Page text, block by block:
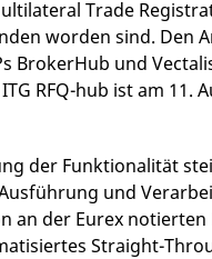
Trade
worden sind. Den
BrokerHub und
RFQ-hub ist am 11.
der Funktionalität
und
an der Eurex
Straight-
eurex.com